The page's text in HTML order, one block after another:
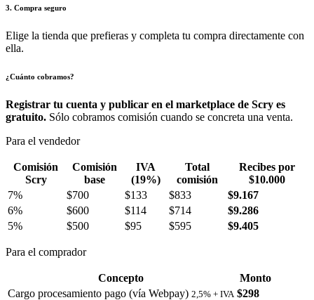
3. Compra seguro
Elige la tienda que prefieras y completa tu compra directamente con
ella.
¿Cuánto cobramos?
Registrar tu cuenta y publicar en el marketplace de Scry es
gratuito. Sólo cobramos comisión cuando se concreta una venta.
Para el vendedor
Comisión
Scry
Comisión
base
IVA
(19%)
Total
comisión
Recibes por
$10.000
7%
$700 $133 $833
$9.167
6%
$600 $114 $714
$9.286
5%
$500 $95 $595 $9.405
Para el comprador
Concepto
Monto
Cargo procesamiento pago (vía Webpay) 2,5% + IVA $298